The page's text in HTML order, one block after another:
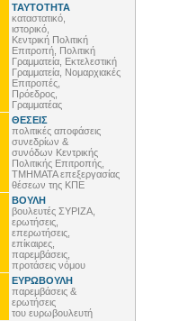
ΤΑΥΤΟΤΗΤΑ
καταστατικό,
ιστορικό,
Κεντρική Πολιτική
Επιτροπή, Πολιτική
Γραμματεία, Εκτελεστική
Γραμματεία, Νομαρχιακές
Επιτροπές,
Πρόεδρος,
Γραμματέας
ΘΕΣΕΙΣ
πολιτικές αποφάσεις
συνεδρίων &
συνόδων Κεντρικής
Πολιτικής Επιτροπής,
ΤΜΗΜΑΤΑ επεξεργασίας
θέσεων της ΚΠΕ
ΒΟΥΛΗ
βουλευτές ΣΥΡΙΖΑ,
ερωτήσεις,
επερωτήσεις,
επίκαιρες,
παρεμβάσεις,
προτάσεις νόμου
ΕΥΡΩΒΟΥΛΗ
παρεμβάσεις &
ερωτήσεις
του ευρωβουλευτή